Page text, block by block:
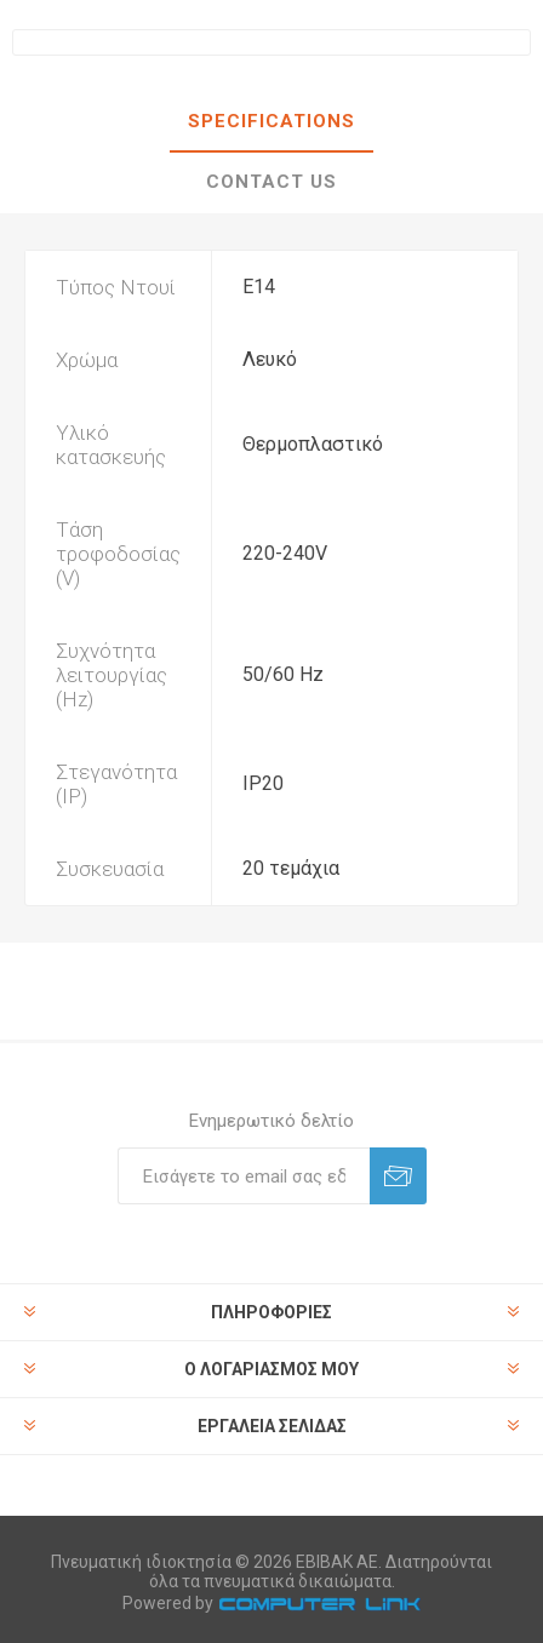
SPECIFICATIONS
CONTACT US
Τύπος Ντουί Ε14
Χρώμα Λευκό
Υλικό
κατασκευής
Θερμοπλαστικό
Τάση
τροφοδοσίας
(V)
220-240V
Συχνότητα
λειτουργίας
(Hz)
50/60 Hz
Στεγανότητα
(IP)
IP20
Συσκευασία 20 τεμάχια
Ενημερωτικό δελτίο
ΠΛΗΡΟΦΟΡΊΕΣ
Ο ΛΟΓΑΡΙΑΣΜΌΣ ΜΟΥ
ΕΡΓΑΛΕΊΑ ΣΕΛΊΔΑΣ
Πνευματική ιδιοκτησία © 2026 ΕΒΙΒΑΚ ΑΕ. Διατηρούνται
όλα τα πνευματικά δικαιώματα.
Powered by